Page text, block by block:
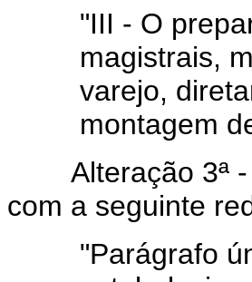
"III - O
magistrais,
varejo,
montagem
Alteração 3ª -
com a seguinte
"Parágrafo